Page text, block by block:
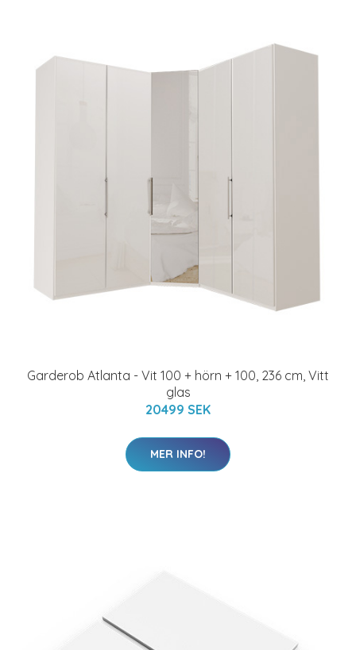
Garderob Atlanta - Vit 100 + hörn + 100, 236 cm, Vitt
glas
20499 SEK
MER INFO!